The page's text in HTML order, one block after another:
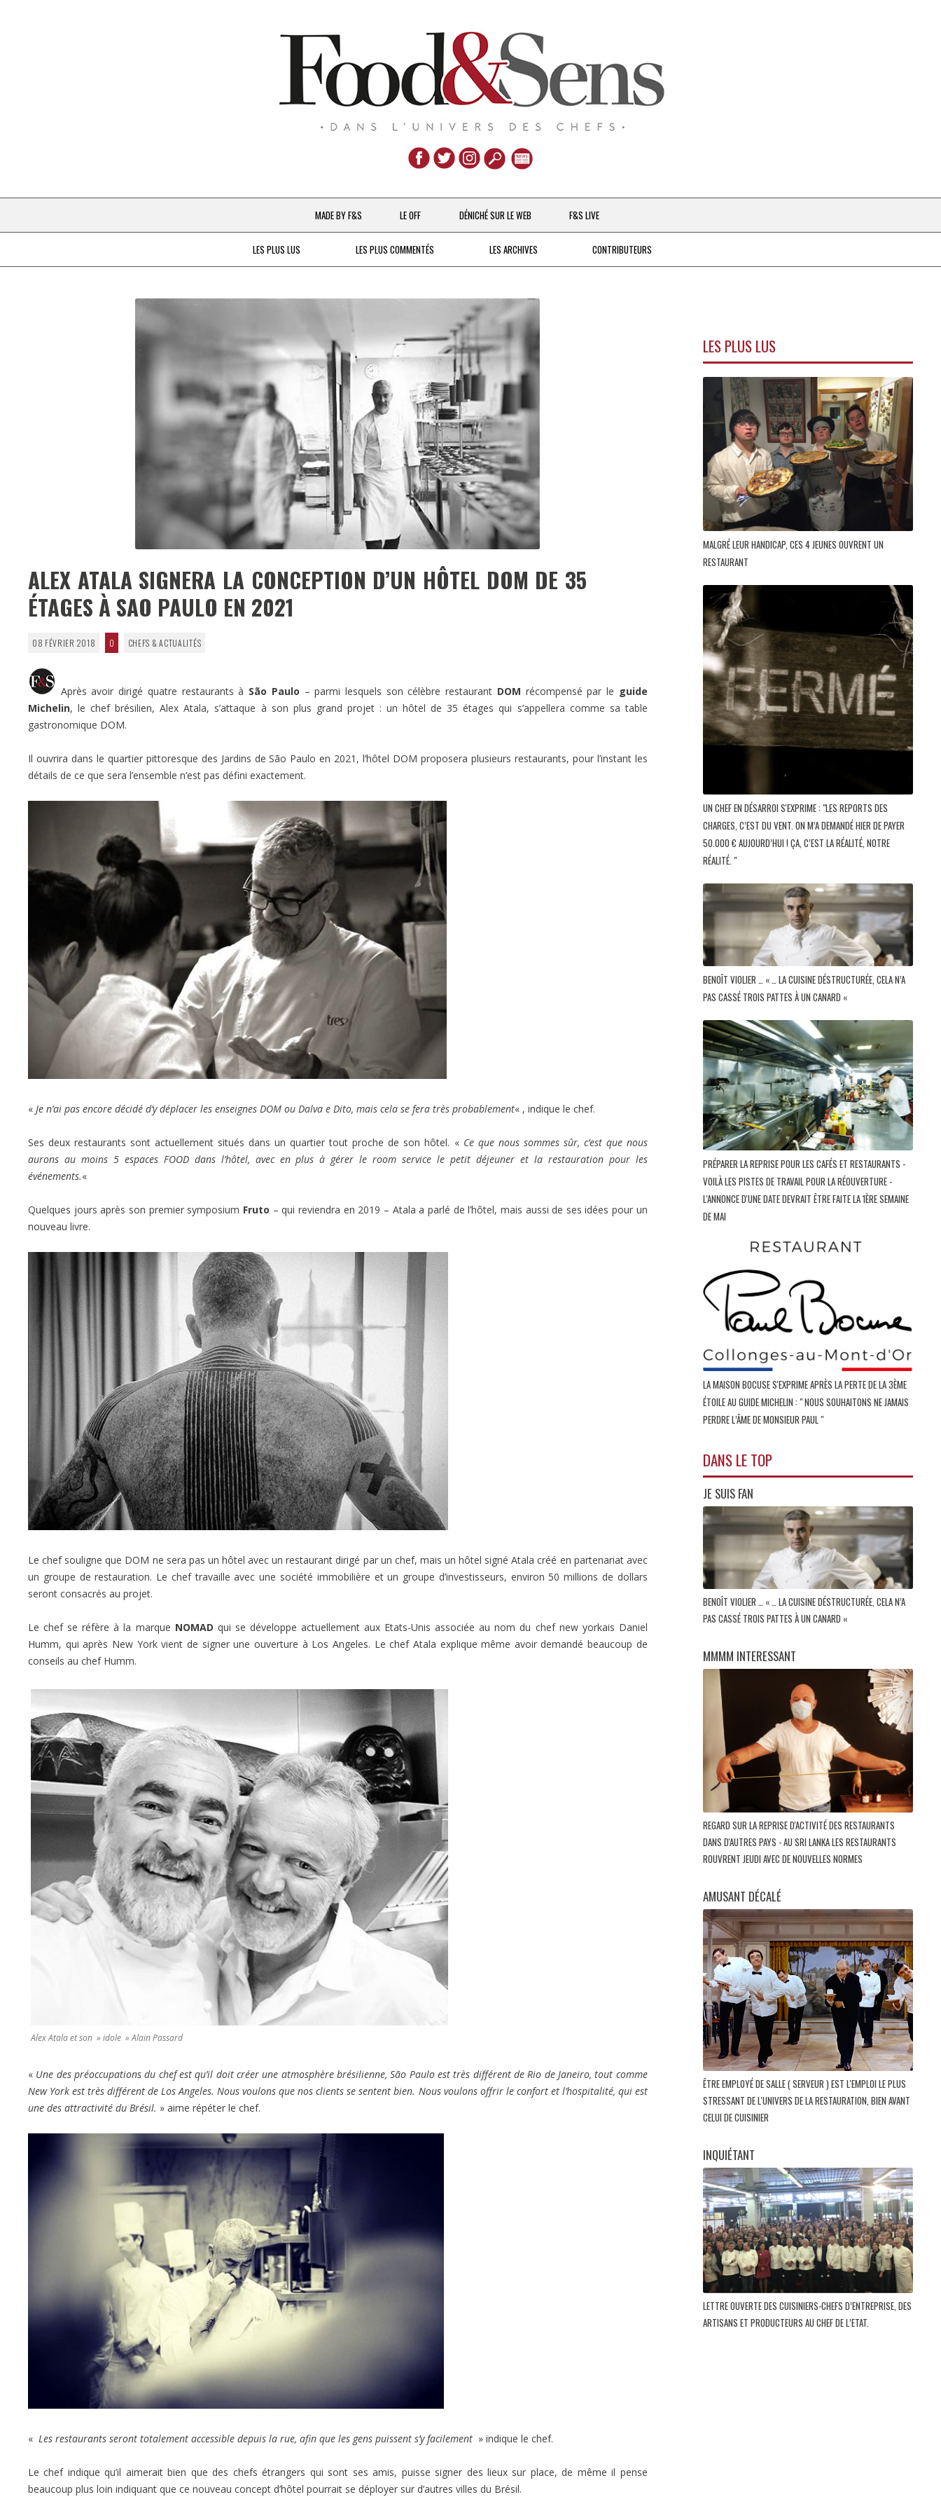
Aller
au
contenu
MADE BY F&S
CHEFS & ACTUALITÉS
DESTIN DE FEMME
V…DE VOYAGE
LE OFF DÉNICHÉ SUR LE WEB F&S LIVE
LES PLUS LUS LES PLUS COMMENTÉS LES ARCHIVES
DEPUIS 2016
CONTRIBUTEURS
ALEX ATALA SIGNERA LA CONCEPTION D’UN HÔTEL DOM DE 35
ÉTAGES À SAO PAULO EN 2021
08 FÉVRIER 2018 0 CHEFS & ACTUALITÉS
Après avoir dirigé quatre restaurants à São Paulo – parmi lesquels son célèbre restaurant DOM récompensé par le guide
Michelin, le chef brésilien, Alex Atala, s’attaque à son plus grand projet : un hôtel de 35 étages qui s’appellera comme sa table
gastronomique DOM.
Il ouvrira dans le quartier pittoresque des Jardins de São Paulo en 2021, l’hôtel DOM proposera plusieurs restaurants, pour l’instant les
détails de ce que sera l’ensemble n’est pas défini exactement.
« Je n’ai pas encore décidé d’y déplacer les enseignes DOM ou Dalva e Dito, mais cela se fera très probablement« , indique le chef.
Ses deux restaurants sont actuellement situés dans un quartier tout proche de son hôtel. « Ce que nous sommes sûr, c’est que nous
aurons au moins 5 espaces FOOD dans l’hôtel, avec en plus à gérer le room service le petit déjeuner et la restauration pour les
événements.«
Quelques jours après son premier symposium Fruto – qui reviendra en 2019 – Atala a parlé de l’hôtel, mais aussi de ses idées pour un
nouveau livre.
Le chef souligne que DOM ne sera pas un hôtel avec un restaurant dirigé par un chef, mais un hôtel signé Atala créé en partenariat avec
un groupe de restauration. Le chef travaille avec une société immobilière et un groupe d’investisseurs, environ 50 millions de dollars
seront consacrés au projet.
Le chef se réfère à la marque NOMAD qui se développe actuellement aux Etats-Unis associée au nom du chef new yorkais Daniel
Humm, qui après New York vient de signer une ouverture à Los Angeles. Le chef Atala explique même avoir demandé beaucoup de
conseils au chef Humm.
Alex Atala et son » idole » Alain Passard
« Une des préoccupations du chef est qu’il doit créer une atmosphère brésilienne, São Paulo est très différent de Rio de Janeiro, tout comme
New York est très différent de Los Angeles. Nous voulons que nos clients se sentent bien. Nous voulons offrir le confort et l’hospitalité, qui est
une des attractivité du Brésil. » aime répéter le chef.
« Les restaurants seront totalement accessible depuis la rue, afin que les gens puissent s’y facilement » indique le chef.
Le chef indique qu’il aimerait bien que des chefs étrangers qui sont ses amis, puisse signer des lieux sur place, de même il pense
beaucoup plus loin indiquant que ce nouveau concept d’hôtel pourrait se déployer sur d’autres villes du Brésil.
LES PLUS LUS
MALGRÉ LEUR HANDICAP, CES 4 JEUNES OUVRENT UN
RESTAURANT
UN CHEF EN DÉSARROI S'EXPRIME : "LES REPORTS DES
CHARGES, C’EST DU VENT. ON M’A DEMANDÉ HIER DE PAYER
50.000 € AUJOURD’HUI ! ÇA, C’EST LA RÉALITÉ, NOTRE
RÉALITÉ. "
BENOÎT VIOLIER … « … LA CUISINE DÉSTRUCTURÉE, CELA N’A
PAS CASSÉ TROIS PATTES À UN CANARD «
PRÉPARER LA REPRISE POUR LES CAFÉS ET RESTAURANTS -
VOILÀ LES PISTES DE TRAVAIL POUR LA RÉOUVERTURE -
L'ANNONCE D'UNE DATE DEVRAIT ÊTRE FAITE LA 1ÈRE SEMAINE
DE MAI
LA MAISON BOCUSE S'EXPRIME APRÈS LA PERTE DE LA 3ÈME
ÉTOILE AU GUIDE MICHELIN : " NOUS SOUHAITONS NE JAMAIS
PERDRE L’ÂME DE MONSIEUR PAUL "
DANS LE TOP
JE SUIS FAN
BENOÎT VIOLIER … « … LA CUISINE DÉSTRUCTURÉE, CELA N’A
PAS CASSÉ TROIS PATTES À UN CANARD «
MMMM INTERESSANT
REGARD SUR LA REPRISE D'ACTIVITÉ DES RESTAURANTS
DANS D'AUTRES PAYS - AU SRI LANKA LES RESTAURANTS
ROUVRENT JEUDI AVEC DE NOUVELLES NORMES
AMUSANT DÉCALÉ
ÊTRE EMPLOYÉ DE SALLE ( SERVEUR ) EST L'EMPLOI LE PLUS
STRESSANT DE L'UNIVERS DE LA RESTAURATION, BIEN AVANT
CELUI DE CUISINIER
INQUIÉTANT
LETTRE OUVERTE DES CUISINIERS-CHEFS D’ENTREPRISE, DES
ARTISANS ET PRODUCTEURS AU CHEF DE L’ETAT.